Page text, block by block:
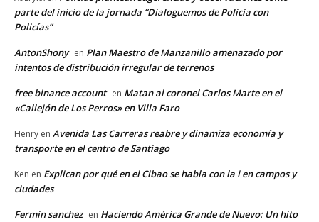
parte del inicio de la jornada “Dialoguemos de Policía con
Policías”
AntonShony en Plan Maestro de Manzanillo amenazado por
intentos de distribución irregular de terrenos
free binance account en Matan al coronel Carlos Marte en el
«Callejón de Los Perros» en Villa Faro
Henry en Avenida Las Carreras reabre y dinamiza economía y
transporte en el centro de Santiago
Ken en Explican por qué en el Cibao se habla con la i en campos y
ciudades
Fermin sanchez en Haciendo América Grande de Nuevo: Un hito